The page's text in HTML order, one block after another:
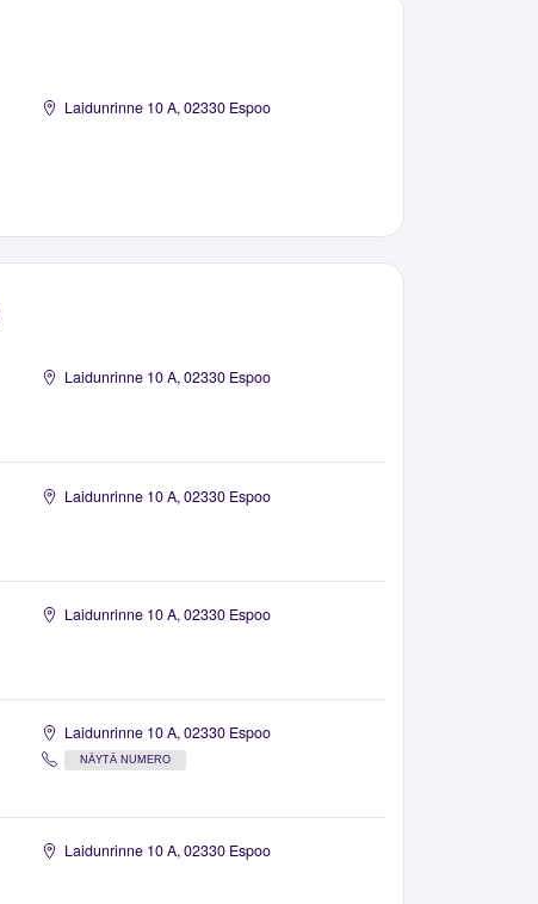
Laidunrinne 10 A, 02330 Espoo
Laidunrinne 10 A, 02330 Espoo
Laidunrinne 10 A, 02330 Espoo
Laidunrinne 10 A, 02330 Espoo
Laidunrinne 10 A, 02330 Espoo
NÄYTÄ NUMERO
Laidunrinne 10 A, 02330 Espoo